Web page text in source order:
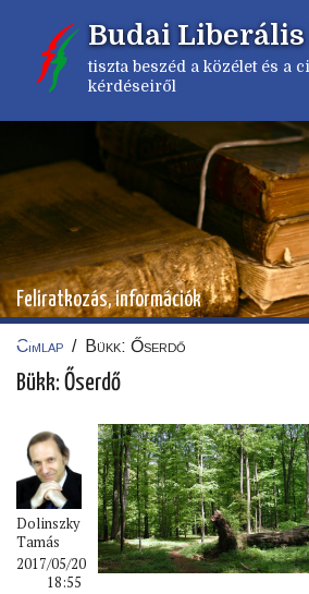
tartalomra
Budai
tiszta beszéd a közélet és a
kérdéseiről
Feliratkozás, információk
Címlap / Bükk: Őserdő
Bükk: Őserdő
Dolinszky
Tamás
2017/05/20
18:55